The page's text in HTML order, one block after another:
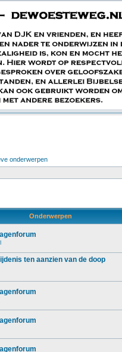
onderwerpen
Onderwerpen
ten aanzien van de doop